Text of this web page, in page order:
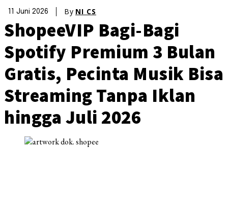
11 Juni 2026 By NI CS
ShopeeVIP Bagi-Bagi
Spotify Premium 3 Bulan
Gratis, Pecinta Musik Bisa
Streaming Tanpa Iklan
hingga Juli 2026